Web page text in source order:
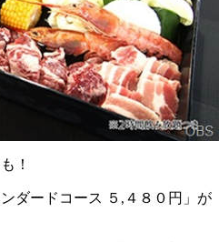
！
ダードコース ５,４８０円」が